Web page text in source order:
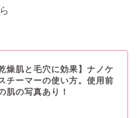
乾燥肌と毛穴に効果】ナノケ
チーマーの使い方。使用前
肌の写真あり！